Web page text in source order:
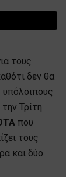
τους
δεν θα
Τρίτη
που
τους
και δύο